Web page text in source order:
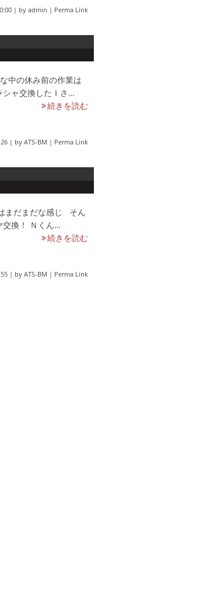
| by admin | Perma Link
中の休み前の作業は
シャ交換したＩさ…
続きを読む
| by ATS-BM | Perma Link
まだまだな感じ そん
交換！ Ｎくん…
続きを読む
| by ATS-BM | Perma Link